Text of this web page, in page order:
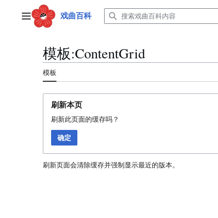
主菜单 戏曲百科
模板:ContentGrid
模板
刷新本页
刷新此页面的缓存吗？
确定
刷新页面会清除缓存并强制显示最近的版本。